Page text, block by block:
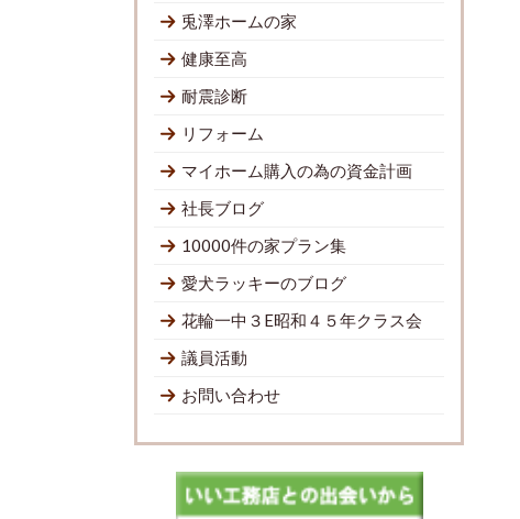
兎澤ホームの家
健康至高
耐震診断
リフォーム
マイホーム購入の為の資金計画
社長ブログ
10000件の家プラン集
愛犬ラッキーのブログ
花輪一中３E昭和４５年クラス会
議員活動
お問い合わせ